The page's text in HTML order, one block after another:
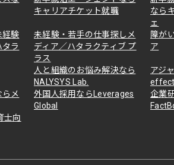
キャリアチケット就職
なら
ェ
経験
ラ
未経験・若手の仕事探しメ
ディア／ハタラクティブ プ
ラス
障が
ア
人と組織のお悩み解決なら
NALYSYS Lab.
アジ
メ
外国人採用ならLeverages
Global
企業
士向